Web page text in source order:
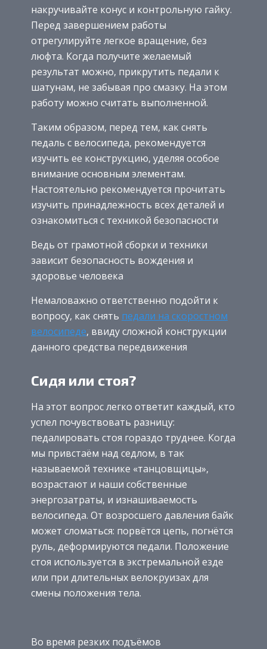
накручивайте конус и контрольную гайку.
Перед завершением работы
отрегулируйте легкое вращение, без
люфта. Когда получите желаемый
результат можно, прикрутить педали к
шатунам, не забывая про смазку. На этом
работу можно считать выполненной.
Таким образом, перед тем, как снять
педаль с велосипеда, рекомендуется
изучить ее конструкцию, уделяя особое
внимание основным элементам.
Настоятельно рекомендуется прочитать
изучить принадлежность всех деталей и
ознакомиться с техникой безопасности
Ведь от грамотной сборки и техники
зависит безопасность вождения и
здоровье человека
Немаловажно ответственно подойти к
вопросу, как снять педали на скоростном
велосипеде, ввиду сложной конструкции
данного средства передвижения
Сидя или стоя?
На этот вопрос легко ответит каждый, кто
успел почувствовать разницу:
педалировать стоя гораздо труднее. Когда
мы привстаём над седлом, в так
называемой технике «танцовщицы»,
возрастают и наши собственные
энергозатраты, и изнашиваемость
велосипеда. От возросшего давления байк
может сломаться: порвётся цепь, погнётся
руль, деформируются педали. Положение
стоя используется в экстремальной езде
или при длительных велокруизах для
смены положения тела.
Во время резких подъёмов